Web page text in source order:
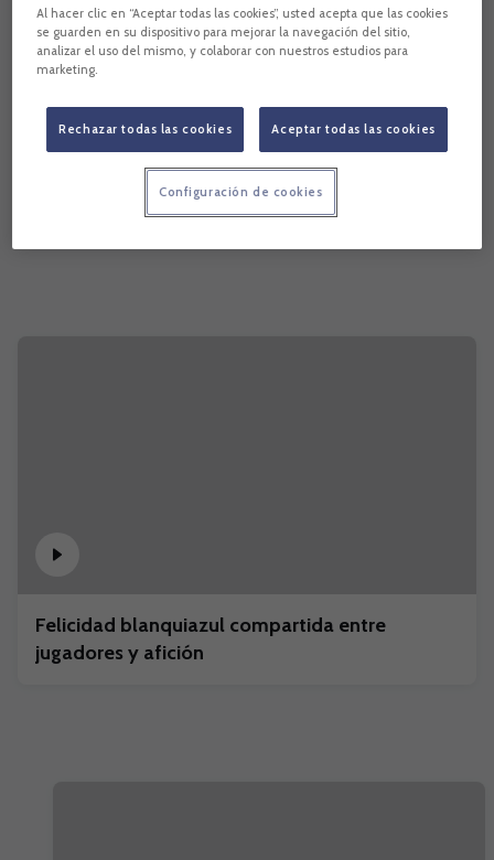
Felicidad blanquiazul compartida entre
jugadores y afición
Al hacer clic en “Aceptar todas las cookies”, usted acepta que las cookies
se guarden en su dispositivo para mejorar la navegación del sitio,
analizar el uso del mismo, y colaborar con nuestros estudios para
marketing.
Rechazar todas las cookies Aceptar todas las cookies
Configuración de cookies